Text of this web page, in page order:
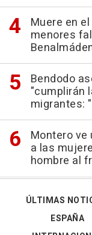
Muere en
menores
Bendodo
"cumplirán
migrantes:
Montero
a las
hombre al
ÚLTIMAS
ESPAÑA